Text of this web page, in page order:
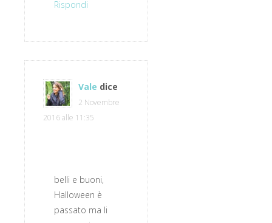
Rispondi
Vale dice
2 Novembre
2016 alle 11:35
belli e buoni,
Halloween è
passato ma li